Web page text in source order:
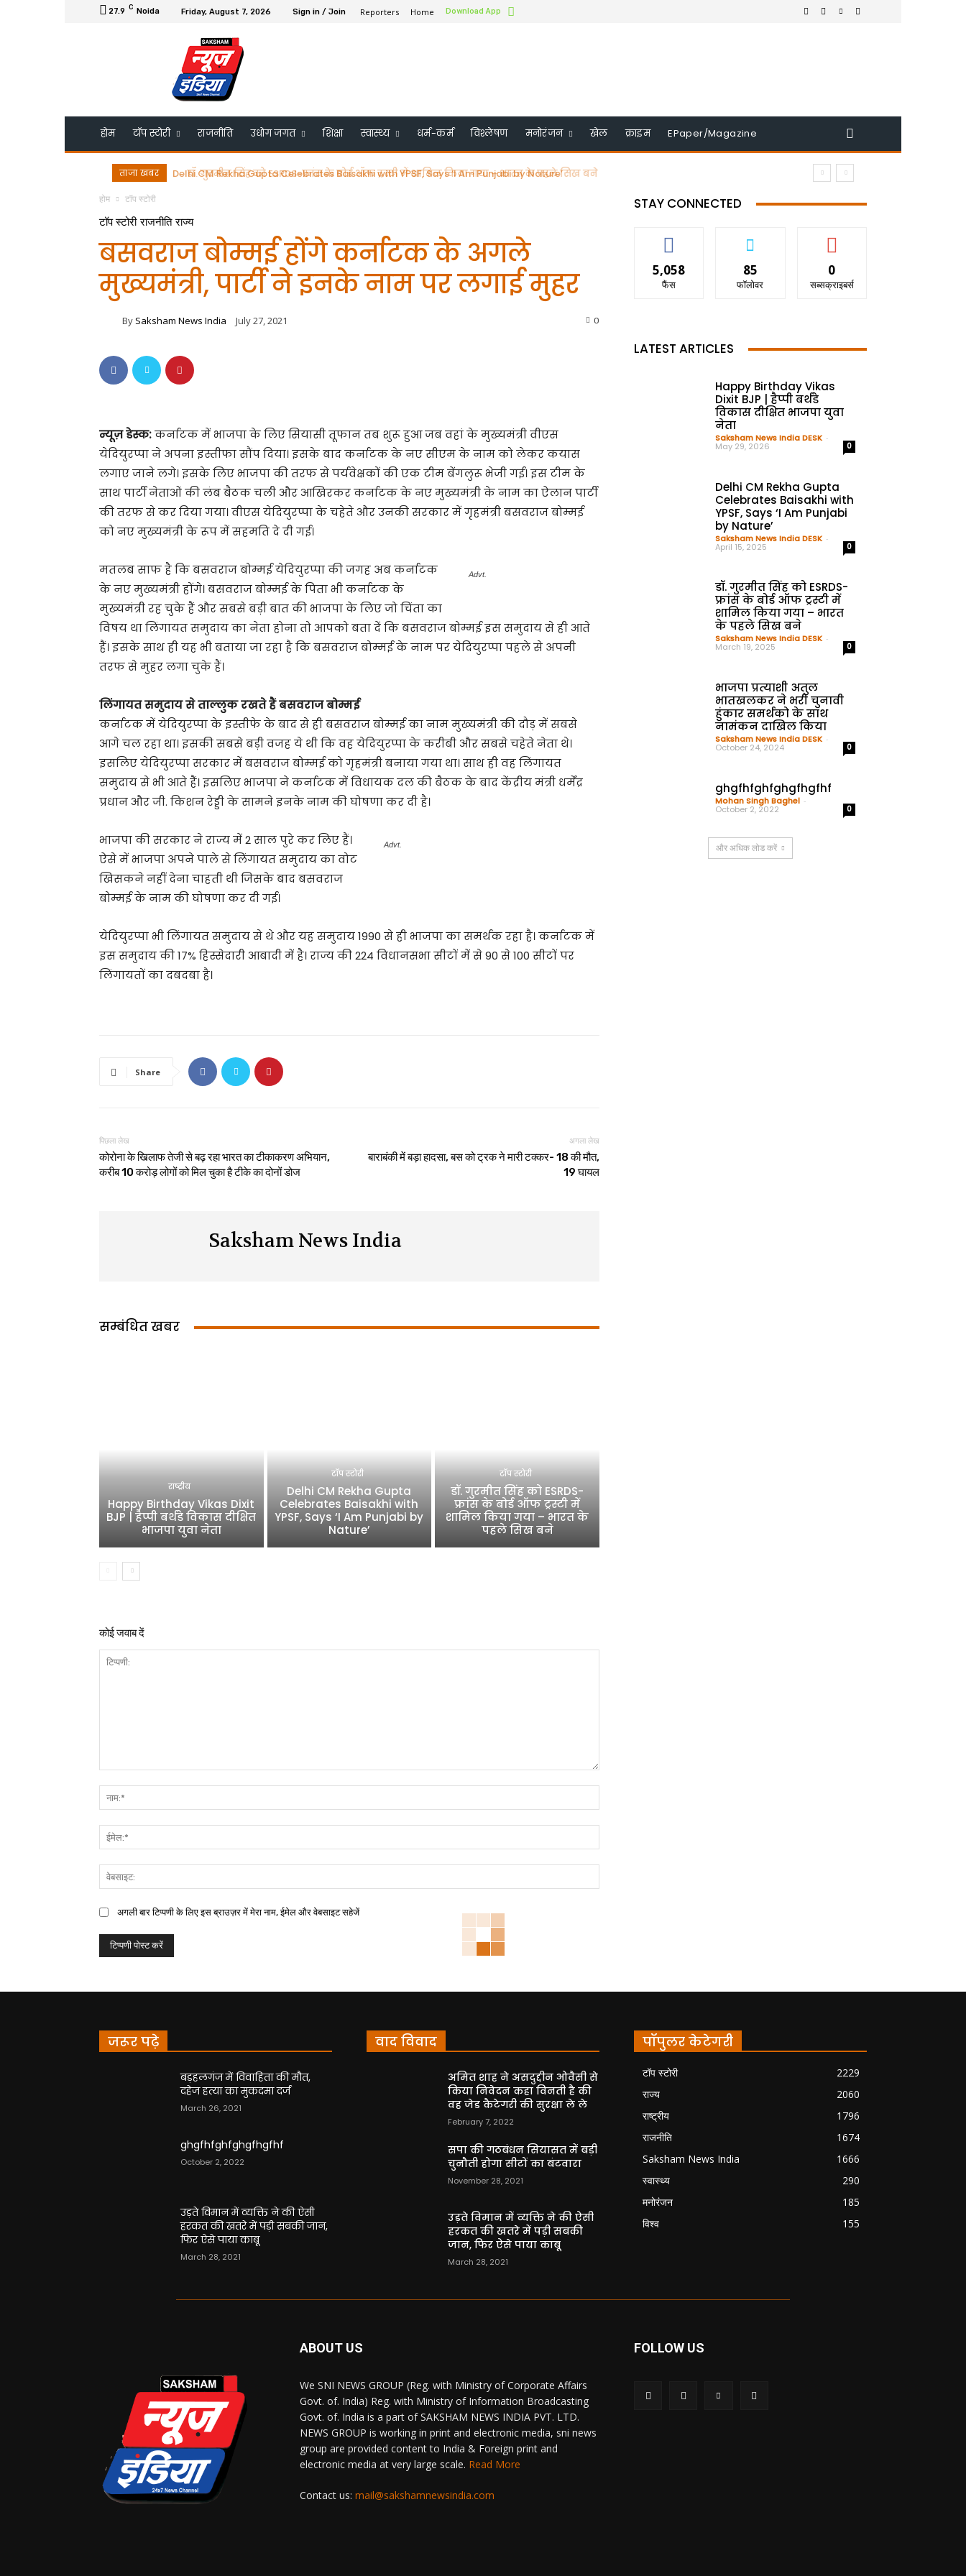
27.9 C Noida Friday, August 7, 2026 Sign in / Join Reporters Home Download App
होम टॉप स्टोरी राजनीति उधोग जगत शिक्षा स्वास्थ्य धर्म-कर्म विश्लेषण मनोरंजन खेल क्राइम EPaper/Magazine
ताजा खबर डॉ. गुरमीत सिंह को ESRDS-फ्रांस के बोर्ड ऑफ ट्रस्टी में शामिल किया गया – भारत के पहले सिख बने
होम टॉप स्टोरी
टॉप स्टोरी राजनीति राज्य
बसवराज बोम्मई होंगे कर्नाटक के अगले
मुख्यमंत्री, पार्टी ने इनके नाम पर लगाई मुहर
By Saksham News India July 27, 2021 0
न्यूज़ डेस्क:कर्नाटक में भाजपा के लिए सियासी तूफान तब शुरू हुआ जब वहां के मुख्यमंत्री वीएस
येदियुरप्पा ने अपना इस्तीफा सौंप दिया। इसके बाद कर्नाटक के नए सीएम के नाम को लेकर कयास
लगाए जाने लगे। इसके लिए भाजपा की तरफ से पर्यवेक्षकों की एक टीम बेंगलुरू भेजी गई। इस टीम के
साथ पार्टी नेताओं की लंब बैठक चली और आखिरकर कर्नाटक के नए मुख्यमंत्री के नाम का ऐलान पार्टी
की तरफ से कर दिया गया। वीएस येदियुरप्पा के चहेते और उनकी सरकार में गृहमंत्री बसवराज बोम्मई
को नए मुख्यमंत्री के रूप में सहमति दे दी गई।
Advt.
मतलब साफ है कि बसवराज बोम्मई येदियुरप्पा की जगह अब कर्नाटक
के नए मुख्यमंत्री होंगे। बसवराज बोम्मई के पिता भी कर्नाटक के
मुख्यमंत्री रह चुके हैं और सबसे बड़ी बात की भाजपा के लिए जो चिंता का
विषय था लिंगायत समुदाय का नेता होना तो आपको बता दें कि बसवराज बोम्मई इस समुदाय से ही आते
हैं। इसके साथ ही यह भी बताया जा रहा है कि बसवराज बोम्मई के नाम पर येदियुरप्पा पहले से अपनी
तरफ से मुहर लगा चुके हैं।
लिंगायत समुदाय से ताल्लुक रखते हैं बसवराज बोम्मई
कर्नाटक में येदियुरप्पा के इस्तीफे के बाद से ही बसवराज बोम्मई का नाम मुख्यमंत्री की दौड़ में सबसे
आगे चल रहा था। इसकी सबसे बड़ी वजह ये थी कि वह येदियुरप्पा के करीबी और सबसे चहेते नेता थे।
इसलिए येदियुरप्पा सरकार में बसवराज बोम्मई को गृहमंत्री बनाया गया था। साथ ही वह लिंगायत
समुदाय से भी आते हैं। इसलिए भाजपा ने कर्नाटक में विधायक दल की बैठक के बाद केंद्रीय मंत्री धर्मेंद्र
प्रधान और जी. किशन रेड्डी के सामने इनके नाम की घोषणा कर दी है।
Advt.
भाजपा की सरकार ने राज्य में 2 साल पुरे कर लिए हैं।
ऐसे में भाजपा अपने पाले से लिंगायत समुदाय का वोट
खिसकने नहीं देना चाहती थी जिसके बाद बसवराज
बोम्मई के नाम की घोषणा कर दी गई।
येदियुरप्पा भी लिंगायत समुदाय से थे और यह समुदाय 1990 से ही भाजपा का समर्थक रहा है। कर्नाटक में
इस समुदाय की 17% हिस्सेदारी आबादी में है। राज्य की 224 विधानसभा सीटों में से 90 से 100 सीटों पर
लिंगायतों का दबदबा है।
Share
पिछला लेख
कोरोना के खिलाफ तेजी से बढ़ रहा भारत का टीकाकरण अभियान,
करीब 10 करोड़ लोगों को मिल चुका है टीके का दोनों डोज
अगला लेख
बाराबंकी में बड़ा हादसा, बस को ट्रक ने मारी टक्कर- 18 की मौत,
19 घायल
Saksham News India
सम्बंधित खबर
राष्ट्रीय
Happy Birthday Vikas Dixit
BJP | हैप्पी बर्थडे विकास दीक्षित
भाजपा युवा नेता
टॉप स्टोरी
Delhi CM Rekha Gupta
Celebrates Baisakhi with
YPSF, Says ‘I Am Punjabi by
Nature’
टॉप स्टोरी
डॉ. गुरमीत सिंह को ESRDS-
फ्रांस के बोर्ड ऑफ ट्रस्टी में
शामिल किया गया – भारत के
पहले सिख बने
कोई जवाब दें
अगली बार टिप्पणी के लिए इस ब्राउज़र में मेरा नाम, ईमेल और वेबसाइट सहेजें
STAY CONNECTED
5,058
फैंस
85
फॉलोवर
0
सब्सक्राइबर्स
LATEST ARTICLES
Happy Birthday Vikas
Dixit BJP | हैप्पी बर्थडे
विकास दीक्षित भाजपा युवा
नेता
Saksham News India DESK -
May 29, 2026 0
Delhi CM Rekha Gupta
Celebrates Baisakhi with
YPSF, Says ‘I Am Punjabi
by Nature’
Saksham News India DESK -
April 15, 2025 0
डॉ. गुरमीत सिंह को ESRDS-
फ्रांस के बोर्ड ऑफ ट्रस्टी में
शामिल किया गया – भारत
के पहले सिख बने
Saksham News India DESK -
March 19, 2025 0
भाजपा प्रत्याशी अतुल
भातखलकर ने भरी चुनावी
हुंकार समर्थको के साथ
नामंकन दाखिल किया
Saksham News India DESK -
October 24, 2024 0
ghgfhfghfghgfhgfhf
Mohan Singh Baghel -
October 2, 2022 0
और अधिक लोड करें
जरूर पढ़े
बड़हलगंज में विवाहिता की मौत,
दहेज हत्या का मुकदमा दर्ज
March 26, 2021
ghgfhfghfghgfhgfhf
October 2, 2022
उड़ते विमान में व्यक्ति ने की ऐसी
हरकत की खतरे में पड़ी सबकी जान,
फिर ऐसे पाया काबू
March 28, 2021
वाद विवाद
अमित शाह ने असदुद्दीन ओवैसी से
किया निवेदन कहा विनती है की
वह जेड कैटेगरी की सुरक्षा ले ले
February 7, 2022
सपा की गठबंधन सियासत में बड़ी
चुनौती होगा सीटों का बंटवारा
November 28, 2021
उड़ते विमान में व्यक्ति ने की ऐसी
हरकत की खतरे में पड़ी सबकी
जान, फिर ऐसे पाया काबू
March 28, 2021
पॉपुलर केटेगरी
टॉप स्टोरी
2229
राज्य
2060
राष्ट्रीय
1796
राजनीति
1674
Saksham News India
1666
स्वास्थ्य
290
मनोरंजन
185
विश्व
155
ABOUT US
We SNI NEWS GROUP (Reg. with Ministry of Corporate Affairs
Govt. of. India) Reg. with Ministry of Information Broadcasting
Govt. of. India is a part of SAKSHAM NEWS INDIA PVT. LTD.
NEWS GROUP is working in print and electronic media, sni news
group are provided content to India & Foreign print and
electronic media at very large scale. Read More
Contact us: mail@sakshamnewsindia.com
FOLLOW US